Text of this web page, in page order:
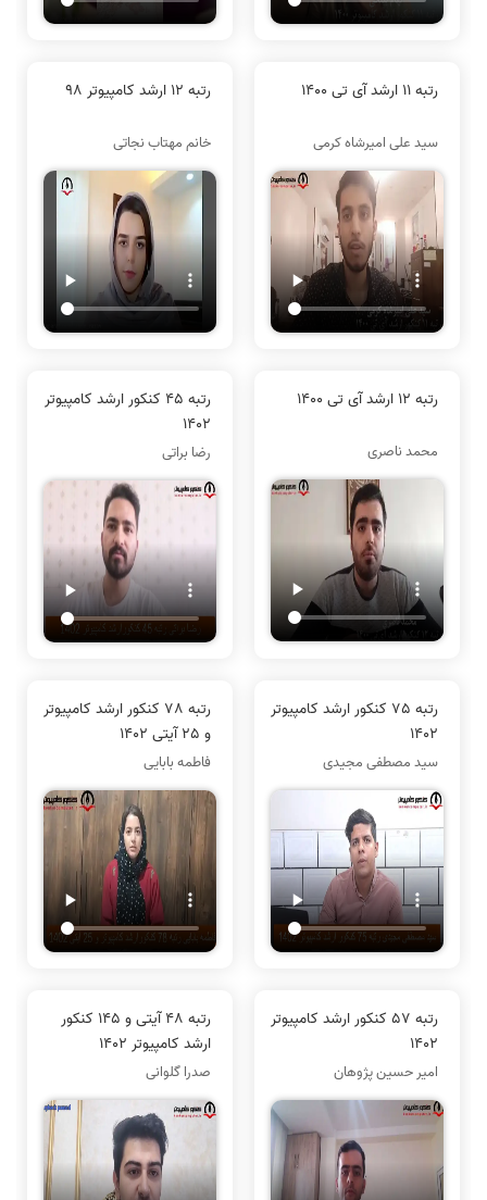
رتبه 11 ارشد آی تی 1400
سید علی امیرشاه کرمی
رتبه 12 ارشد کامپیوتر 98
خانم مهتاب نجاتی
رتبه 12 ارشد آی تی 1400
محمد ناصری
رتبه 45 کنکور ارشد کامپیوتر
1402
رضا براتی
رتبه 75 کنکور ارشد کامپیوتر
1402
سید مصطفی مجیدی
رتبه 78 کنکور ارشد کامپیوتر
و 25 آیتی 1402
فاطمه بابایی
رتبه 57 کنکور ارشد کامپیوتر
1402
امیر حسین پژوهان
رتبه 48 آیتی و 145 کنکور
ارشد کامپیوتر 1402
صدرا گلوانی